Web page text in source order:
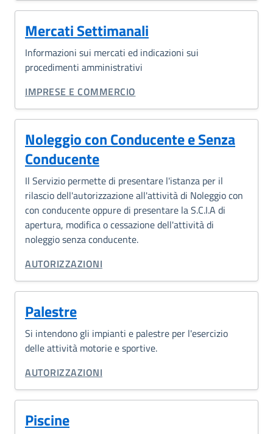
Mercati Settimanali
Informazioni sui mercati ed indicazioni sui
procedimenti amministrativi
CATEGORIA CORRELATA:
IMPRESE E COMMERCIO
Noleggio con Conducente e Senza
Conducente
Il Servizio permette di presentare l'istanza per il
rilascio dell'autorizzazione all'attività di Noleggio con
con conducente oppure di presentare la S.C.I.A di
apertura, modifica o cessazione dell'attività di
noleggio senza conducente.
CATEGORIA CORRELATA:
AUTORIZZAZIONI
Palestre
Si intendono gli impianti e palestre per l'esercizio
delle attività motorie e sportive.
CATEGORIA CORRELATA:
AUTORIZZAZIONI
Piscine